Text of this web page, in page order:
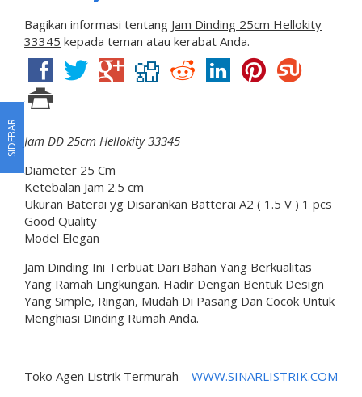
Bagikan informasi tentang Jam Dinding 25cm Hellokity
33345 kepada teman atau kerabat Anda.
Jam DD 25cm Hellokity 33345
Diameter 25 Cm
Ketebalan Jam 2.5 cm
Ukuran Baterai yg Disarankan Batterai A2 ( 1.5 V ) 1 pcs
Good Quality
Model Elegan
Jam Dinding Ini Terbuat Dari Bahan Yang Berkualitas
Yang Ramah Lingkungan. Hadir Dengan Bentuk Design
Yang Simple, Ringan, Mudah Di Pasang Dan Cocok Untuk
Menghiasi Dinding Rumah Anda.
Toko Agen Listrik Termurah – WWW.SINARLISTRIK.COM
SIDEBAR